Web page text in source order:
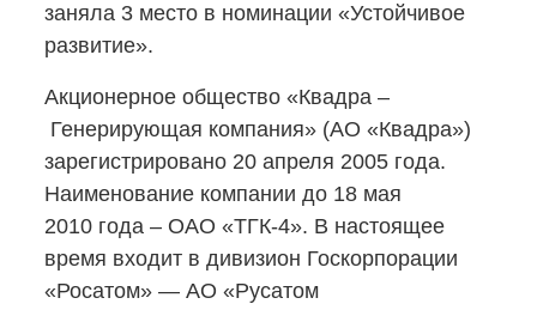
заняла 3 место в номинации «Устойчивое
развитие».
Акционерное общество «Квадра –
Генерирующая компания» (АО «Квадра»)
зарегистрировано 20 апреля 2005 года.
Наименование компании до 18 мая
2010 года – ОАО «ТГК-4». В настоящее
время входит в дивизион Госкорпорации
«Росатом» — АО «Русатом